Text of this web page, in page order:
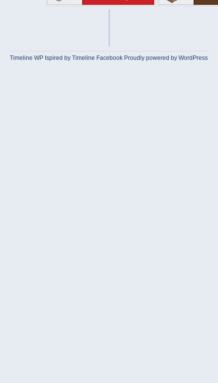
Timeline WP Ispired byTimeline Facebook Proudly powered by WordPress